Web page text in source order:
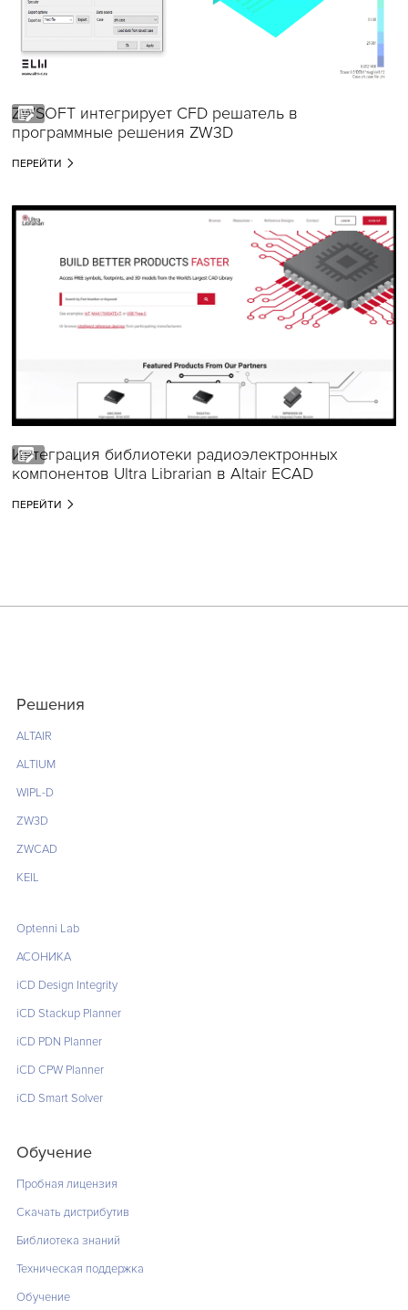
ZWSOFT интегрирует CFD решатель в
программные решения ZW3D
ПЕРЕЙТИ
Интеграция библиотеки радиоэлектронных
компонентов Ultra Librarian в Altair ECAD
ПЕРЕЙТИ
Решения
ALTAIR
ALTIUM
WIPL-D
ZW3D
ZWCAD
KEIL
Optenni Lab
АСОНИКА
iCD Design Integrity
iCD Stackup Planner
iCD PDN Planner
iCD CPW Planner
iCD Smart Solver
Обучение
Пробная лицензия
Скачать дистрибутив
Библиотека знаний
Техническая поддержка
Обучение